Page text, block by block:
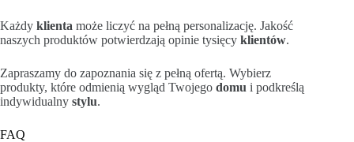
Każdy klienta może liczyć na pełną personalizację. Jakość
naszych produktów potwierdzają opinie tysięcy klientów.
Zapraszamy do zapoznania się z pełną ofertą. Wybierz
produkty, które odmienią wygląd Twojego domu i podkreślą
indywidualny stylu.
FAQ